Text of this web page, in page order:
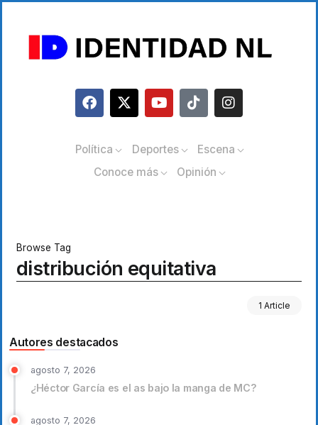
Política Deportes
Escena
Conoce más
Opinión
Browse Tag
distribución equitativa
1 Article
Autores destacados
agosto 7, 2026
¿Héctor García es el as bajo la manga de MC?
agosto 7, 2026